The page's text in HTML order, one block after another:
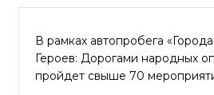
В рамках автопробега
Героев: Дорогами народных
пройдет свыше 70